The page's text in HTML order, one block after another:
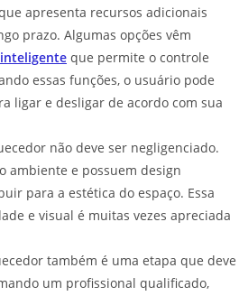
apresenta recursos adicionais
prazo. Algumas opções vêm
que permite o controle
essas funções, o usuário pode
ligar e desligar de acordo com sua
não deve ser negligenciado.
ambiente e possuem design
para a estética do espaço. Essa
e visual é muitas vezes apreciada
também é uma etapa que deve
um profissional qualificado,